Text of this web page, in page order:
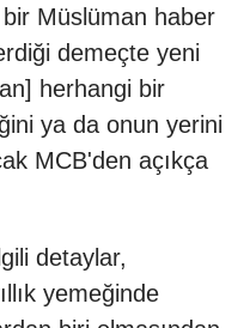
Müslüman haber
demeçte yeni
herhangi bir
ya da onun yerini
MCB'den açıkça
detaylar,
yemeğinde